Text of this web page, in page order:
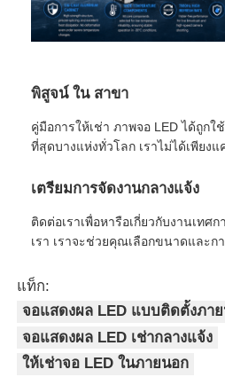
พิสูจน์ ใน สาขา
คู่มือการให้เช่า ภาพจอ LED ได้ถูก
ที่สุดบางแห่งทั่วโลก เราไม่ได้เพียง
เตรียมการจัดงานกลางแจ้ง
ติดต่อเราเพื่อหารือเกี่ยวกับงานเทศ
เรา เราจะช่วยคุณเลือกขนาดและก
แท็ก:
จอแสดงผล LED แบบติดตั้งภา
จอแสดงผล LED เช่ากลางแจ้ง
ให้เช่าจอ LED ในภายนอก